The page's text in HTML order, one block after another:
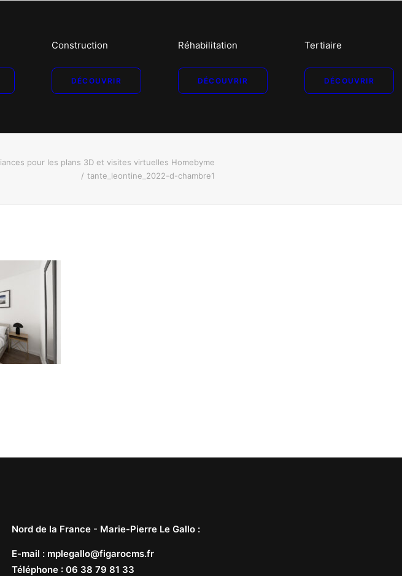
Construction
DÉCOUVRIR
Réhabilitation
DÉCOUVRIR
Tertiaire
DÉCOUVRIR
pour les plans 3D et visites virtuelles Homebyme
tante_leontine_2022-d-chambre1
Nord de la France - Marie-Pierre Le Gallo :
E-mail : mplegallo@figarocms.fr
Téléphone : 06 38 79 81 33